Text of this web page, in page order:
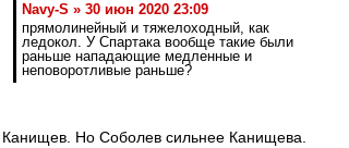
Navy-S » 30 июн 2020 23:09
прямолинейный и тяжелоходный, как
ледокол. У Спартака вообще такие были
раньше нападающие медленные и
неповоротливые раньше?
Канищев. Но Соболев сильнее Канищева.